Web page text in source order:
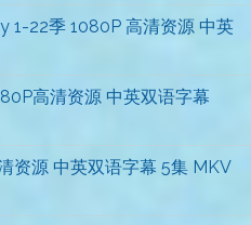
1-22季 1080P 高清资源 中英
高清资源 中英双语字幕
资源 中英双语字幕 5集 MKV